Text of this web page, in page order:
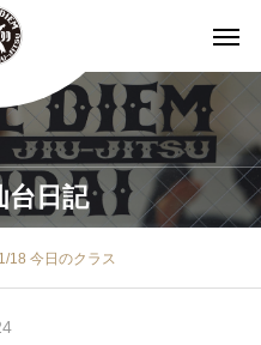
台日記
18 今日のクラス